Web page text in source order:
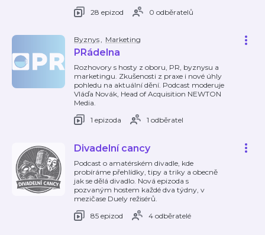
28 epizod
0 odběratelů
Byznys, Marketing
PRádelna
Rozhovory s hosty z oboru, PR, byznysu a
marketingu. Zkušenosti z praxe i nové úhly
pohledu na aktuální dění. Podcast moderuje
Vláďa Novák, Head of Acquisition NEWTON
Media.
1 epizoda
1 odběratel
Divadelní cancy
Podcast o amatérském divadle, kde
probíráme přehlídky, tipy a triky a obecně
jak se dělá divadlo. Nová epizoda s
pozvaným hostem každé dva týdny, v
mezičase Duely režisérů.
85 epizod
4 odběratelé